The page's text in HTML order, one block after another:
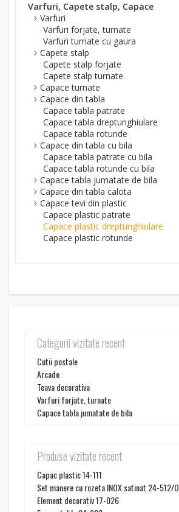
Varfuri, Capete stalp, Capace
Varfuri
Varfuri forjate, turnate
Varfuri turnate cu gaura
Capete stalp
Capete stalp forjate
Capete stalp turnate
Capace turnate
Capace din tabla
Capace tabla patrate
Capace tabla dreptunghiulare
Capace tabla rotunde
Capace din tabla cu bila
Capace tabla patrate cu bila
Capace tabla rotunde cu bila
Capace tabla jumatate de bila
Capace din tabla calota
Capace tevi din plastic
Capace plastic patrate
Capace plastic dreptunghiulare
Capace plastic rotunde
Categorii vizitate recent
Cutii postale
Arcade
Teava decorativa
Varfuri forjate, turnate
Capace tabla jumatate de bila
Produse vizitate recent
Capac plastic 14-111
Set manere cu rozeta INOX satinat 24-512/O
Element decorativ 17-026